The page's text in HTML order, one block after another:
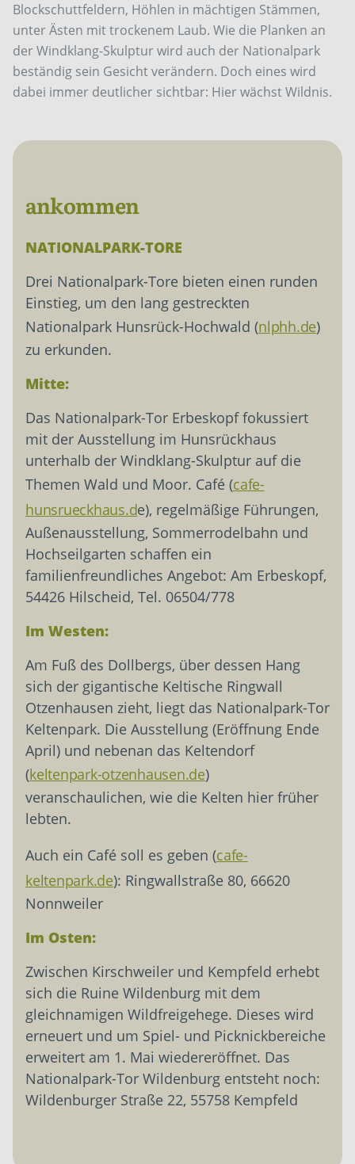
Blockschuttfeldern, Höhlen in mächtigen Stämmen,
unter Ästen mit trockenem Laub. Wie die Planken an
der Windklang-Skulptur wird auch der Nationalpark
beständig sein Gesicht verändern. Doch eines wird
dabei immer deutlicher sichtbar: Hier wächst Wildnis.
ankommen
NATIONALPARK-TORE
Drei Nationalpark-Tore bieten einen runden
Einstieg, um den lang gestreckten
Nationalpark Hunsrück-Hochwald (nlphh.de)
zu erkunden.
Mitte:
Das Nationalpark-Tor Erbeskopf fokussiert
mit der Ausstellung im Hunsrückhaus
unterhalb der Windklang-Skulptur auf die
Themen Wald und Moor. Café (cafe-
hunsrueckhaus.de), regelmäßige Führungen,
Außenausstellung, Sommerrodelbahn und
Hochseilgarten schaffen ein
familienfreundliches Angebot: Am Erbeskopf,
54426 Hilscheid, Tel. 06504/778
Im Westen:
Am Fuß des Dollbergs, über dessen Hang
sich der gigantische Keltische Ringwall
Otzenhausen zieht, liegt das Nationalpark-Tor
Keltenpark. Die Ausstellung (Eröffnung Ende
April) und nebenan das Keltendorf
(keltenpark-otzenhausen.de)
veranschaulichen, wie die Kelten hier früher
lebten.
Auch ein Café soll es geben (cafe-
keltenpark.de): Ringwallstraße 80, 66620
Nonnweiler
Im Osten:
Zwischen Kirschweiler und Kempfeld erhebt
sich die Ruine Wildenburg mit dem
gleichnamigen Wildfreigehege. Dieses wird
erneuert und um Spiel- und Picknickbereiche
erweitert am 1. Mai wiedereröffnet. Das
Nationalpark-Tor Wildenburg entsteht noch:
Wildenburger Straße 22, 55758 Kempfeld